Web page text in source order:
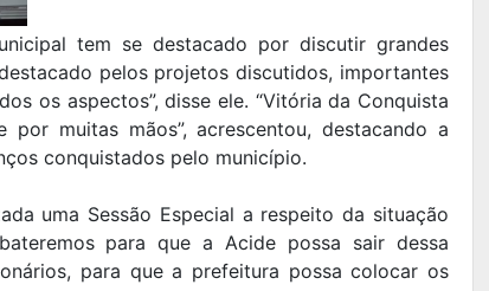
tem se destacado por discutir grandes
pelos projetos discutidos, importantes
os aspectos”, disse ele. “Vitória da Conquista
muitas mãos”, acrescentou, destacando a
conquistados pelo município.
uma Sessão Especial a respeito da situação
para que a Acide possa sair dessa
para que a prefeitura possa colocar os